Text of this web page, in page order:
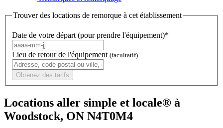
Trouver des locations de remorque à cet établissement
Date de votre départ (pour prendre l'équipement)*
Lieu de retour de l'équipement (facultatif)
Obtenez des tarifs
Locations aller simple et locale® à
Woodstock, ON N4T0M4